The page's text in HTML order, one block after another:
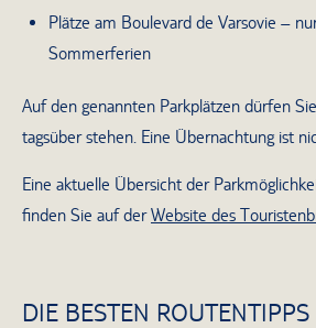
Plätze am Boulevard de Varsovie –
Sommerferien
Auf den genannten Parkplätzen dürfen
tagsüber stehen. Eine Übernachtung ist
Eine aktuelle Übersicht der
finden Sie auf derWebsite des
DIE BESTEN ROUTENTIPPS